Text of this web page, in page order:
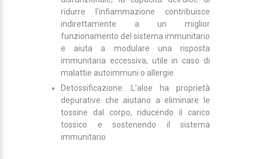
ridurre l'infiammazione contribuisce
indirettamente a un miglior
funzionamento del sistema immunitario
e aiuta a modulare una risposta
immunitaria eccessiva, utile in caso di
malattie autoimmuni o allergie
Detossificazione: L'aloe ha proprietà
depurative che aiutano a eliminare le
tossine dal corpo, riducendo il carico
tossico e sostenendo il sistema
immunitario